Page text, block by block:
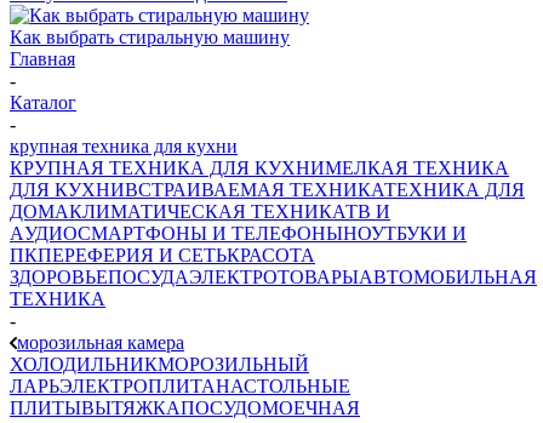
Как выбрать стиральную машину
Главная
-
Каталог
-
крупная техника для кухни
КРУПНАЯ ТЕХНИКА ДЛЯ КУХНИМЕЛКАЯ ТЕХНИКА
ДЛЯ КУХНИВСТРАИВАЕМАЯ ТЕХНИКАТЕХНИКА ДЛЯ
ДОМАКЛИМАТИЧЕСКАЯ ТЕХНИКАТВ И
AУДИОСМАРТФОНЫ И ТЕЛЕФОНЫНОУТБУКИ И
ПКПЕРЕФЕРИЯ И СЕТЬКРАСОТА
ЗДОРОВЬЕПОСУДАЭЛЕКТРОТОВАРЫАВТОМОБИЛЬНАЯ
ТЕХНИКА
-
морозильная камера
ХОЛОДИЛЬНИКМОРОЗИЛЬНЫЙ
ЛАРЬЭЛЕКТРОПЛИТАНАСТОЛЬНЫЕ
ПЛИТЫВЫТЯЖКАПОСУДОМОЕЧНАЯ